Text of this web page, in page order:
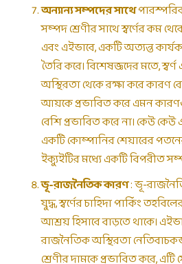
অন্যান্য সম্পদের সাথে
সম্পদ শ্রেণীর সাথে স্বর্ণের কম
এবং এইভাবে, একটি অত্যন্ত
তৈরি করে। বিশেষজ্ঞদের মতে,
অস্থিরতা থেকে রক্ষা করে কারণ
আয়কে প্রভাবিত করে এমন
বেশি প্রভাবিত করে না। কেউ
একটি কোম্পানির শেয়ারের
ইক্যুইটির মধ্যে একটি বিপরীত
ভূ-রাজনৈতিক কারণ: ভূ-
যুদ্ধ, স্বর্ণের চাহিদা পার্কিং
আশ্রয় হিসাবে বাড়তে থাকে।
রাজনৈতিক অস্থিরতা
শ্রেণীর দামকে প্রভাবিত করে,